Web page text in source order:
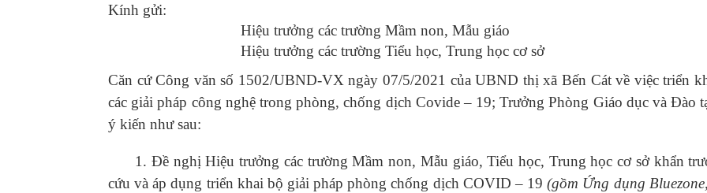
Kính gửi:
Hiệu trưởng các trường Mầm non, Mẫu giáo
Hiệu trưởng các trường Tiểu học, Trung học cơ sở
Căn cứ Công văn số 1502/UBND-VX ngày 07/5/2021 của UBND thị xã Bến Cát về việc triển
các giải pháp công nghệ trong phòng, chống dịch Covide – 19; Trưởng Phòng Giáo dục và Đào
ý kiến như sau:
1. Đề nghị Hiệu trưởng các trường Mầm non, Mẫu giáo, Tiểu học, Trung học cơ sở khẩn
cứu và áp dụng triển khai bộ giải pháp phòng chống dịch COVID – 19(gồm Ứng dụng